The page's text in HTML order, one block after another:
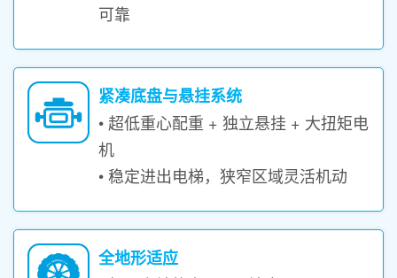
可靠
紧凑底盘与悬挂系统
• 超低重心配重 + 独立悬挂 + 大扭矩电
机
• 稳定进出电梯，狭窄区域灵活机动
全地形适应